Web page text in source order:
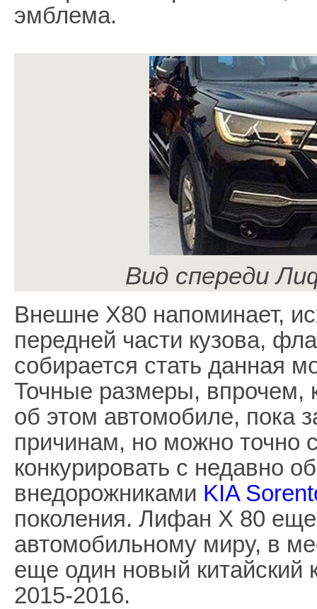
эмблема.
Вид спереди
Внешне X80 напоминает,
передней части кузова,
собирается стать данная
Точные размеры, впрочем,
об этом автомобиле, пока
причинам, но можно точно
конкурировать с недавно
внедорожниками KIA
поколения. Лифан Х 80
автомобильному миру, в
еще один новый китайский
2015-2016.